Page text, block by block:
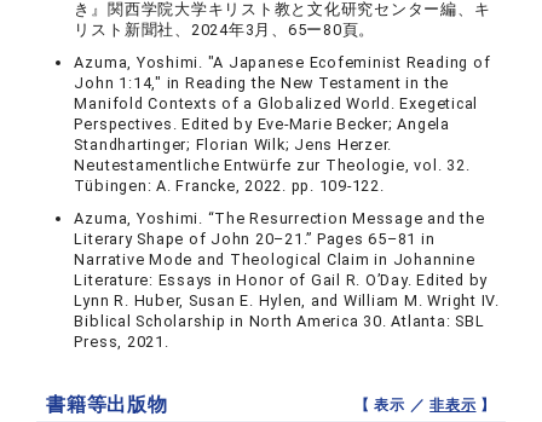
き』関西学院大学キリスト教と文化研究センター編、キ
リスト新聞社、2024年3月、65ー80頁。
Azuma, Yoshimi. "A Japanese Ecofeminist Reading of
John 1:14," in Reading the New Testament in the
Manifold Contexts of a Globalized World. Exegetical
Perspectives. Edited by Eve-Marie Becker; Angela
Standhartinger; Florian Wilk; Jens Herzer.
Neutestamentliche Entwürfe zur Theologie, vol. 32.
Tübingen: A. Francke, 2022. pp. 109-122.
Azuma, Yoshimi. “The Resurrection Message and the
Literary Shape of John 20–21.” Pages 65–81 in
Narrative Mode and Theological Claim in Johannine
Literature: Essays in Honor of Gail R. O’Day. Edited by
Lynn R. Huber, Susan E. Hylen, and William M. Wright IV.
Biblical Scholarship in North America 30. Atlanta: SBL
Press, 2021.
書籍等出版物 【 表示 ／非表示 】